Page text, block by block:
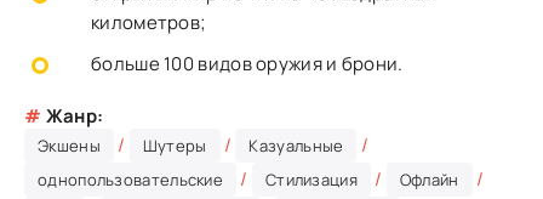
километров;
больше 100 видов оружия и брони.
# Жанр:
Экшены / Шутеры / Казуальные /
однопользовательские / Стилизация / Офлайн /